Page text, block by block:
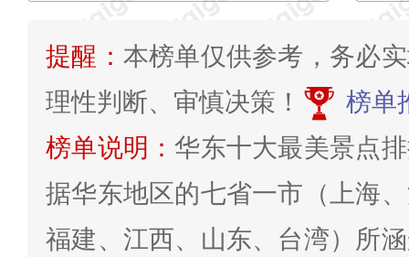
提醒： 本榜单仅供参考，务必
理性判断、审慎决策！
榜单
榜单说明：华东十大最美景点
据华东地区的七省一市（上海
福建、江西、山东、台湾）所